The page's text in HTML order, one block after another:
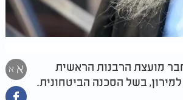
א א
חבר מועצת הרבנות הראשית
בשל הסכנה הביטחונית.